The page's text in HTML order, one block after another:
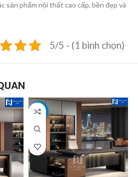
sản phẩm nội thất cao cấp, bền đẹp và
5/5 - (1 bình chọn)
-6%